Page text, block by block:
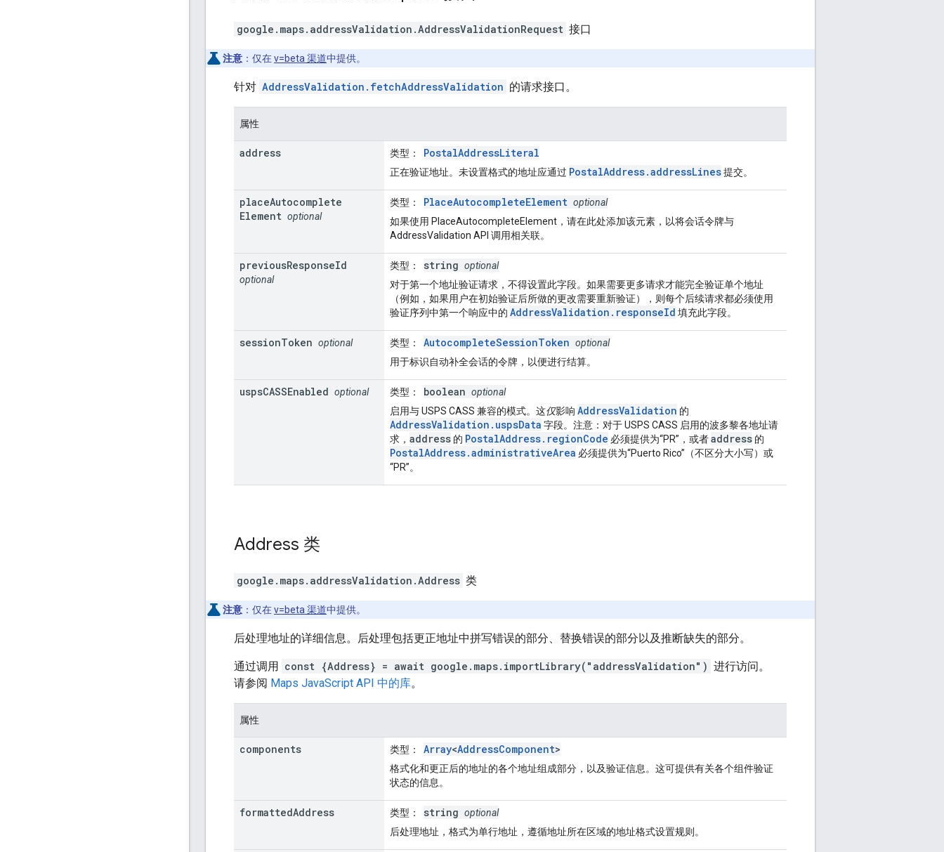
google.maps.addressValidation .AddressValidationRequest 接口
注意 ：仅在v=beta 渠道中提供。
针对 AddressValidation.fetchAddressValidation 的请求接口。
属性
address 类型 ： PostalAddressLiteral
正在验证地址。未设置格式的地址应通过 PostalAddress.addressLines提交。
placeAutocomplete
Element optional
类型 ： PlaceAutocompleteElement optional
如果使用 PlaceAutocompleteElement，请在此处添加该元素，以将会话令牌与
AddressValidation API 调用相关联。
previousResponseId
optional
类型 ： string optional
对于第一个地址验证请求，不得设置此字段。如果需要更多请求才能完全验证单个地址
（例如，如果用户在初始验证后所做的更改需要重新验证），则每个后续请求都必须使用
验证序列中第一个响应中的 AddressValidation.responseId 填充此字段。
sessionToken optional 类型 ： AutocompleteSessionToken optional
用于标识自动补全会话的令牌，以便进行结算。
uspsCASSEnabled optional 类型 ： boolean optional
启用与 USPS CASS 兼容的模式。这仅影响 AddressValidation 的
AddressValidation.uspsData 字段。注意：对于 USPS CASS 启用的波多黎各地址请
求， address 的 PostalAddress.regionCode 必须提供为“PR”，或者address 的
PostalAddress.administrativeArea 必须提供为“Puerto Rico”（不区分大小写）或
“PR”。
Address 类
google.maps.addressValidation .Address 类
注意 ：仅在v=beta 渠道中提供。
后处理地址的详细信息。后处理包括更正地址中拼写错误的部分、替换错误的部分以及推断缺失的部分。
通过调用 const {Address} = await google.maps.importLibrary("addressValidation") 进行访问。
请参阅 Maps JavaScript API 中的库。
属性
components 类型 ： Array<AddressComponent>
格式化和更正后的地址的各个地址组成部分，以及验证信息。这可提供有关各个组件验证
状态的信息。
formattedAddress 类型 ： string optional
后处理地址，格式为单行地址，遵循地址所在区域的地址格式设置规则。